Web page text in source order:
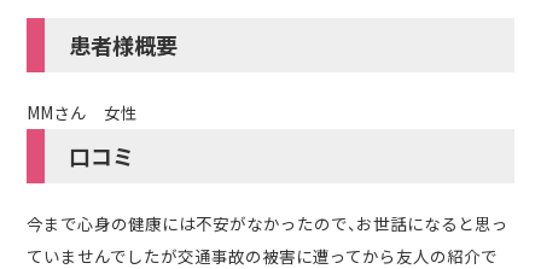
患者様概要
MMさん 女性
口コミ
今まで心身の健康には不安がなかったので、お世話になると思っ
ていませんでしたが交通事故の被害に遭ってから友人の紹介で